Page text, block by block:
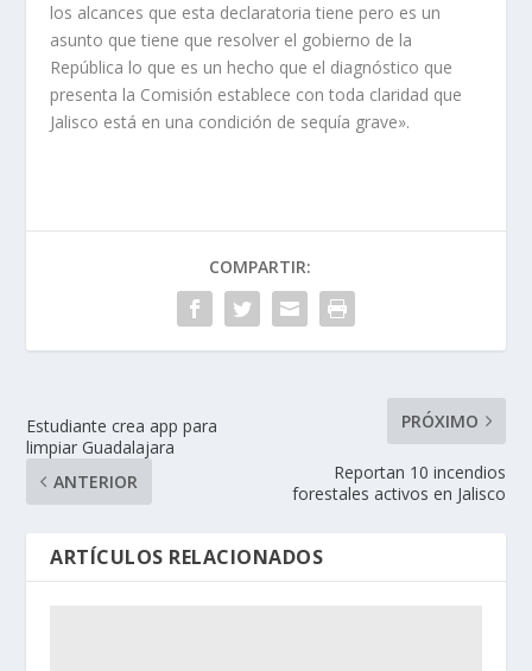
los alcances que esta declaratoria tiene pero es un
asunto que tiene que resolver el gobierno de la
República lo que es un hecho que el diagnóstico que
presenta la Comisión establece con toda claridad que
Jalisco está en una condición de sequía grave».
COMPARTIR:
Estudiante crea app para
limpiar Guadalajara
ANTERIOR
PRÓXIMO
Reportan 10 incendios
forestales activos en Jalisco
ARTÍCULOS RELACIONADOS